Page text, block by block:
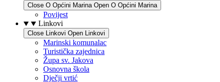
Close O Općini Marina Open O Općini Marina
Povijest
Linkovi
Close Linkovi Open Linkovi
Marinski komunalac
Turistička zajednica
Župa sv. Jakova
Osnovna škola
Dječji vrtić